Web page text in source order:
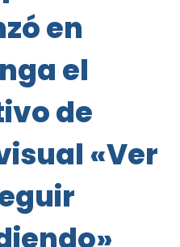
en
el
de
«Ver